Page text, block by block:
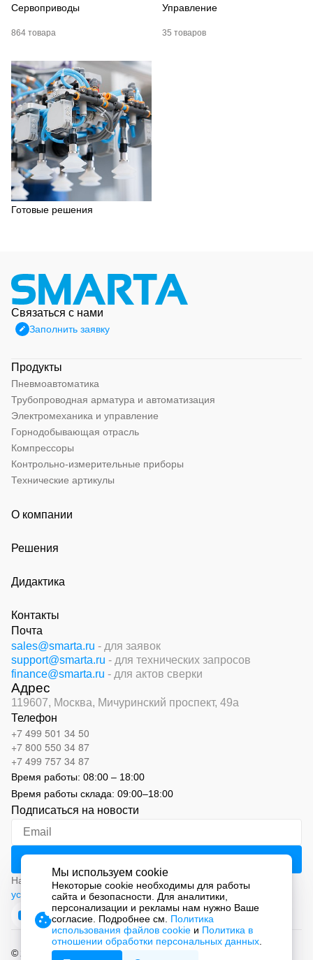
Сервоприводы
864 товара
Управление
35 товаров
Готовые решения
Связаться с нами
Заполнить заявку
Продукты
Пневмоавтоматика
Трубопроводная арматура и автоматизация
Электромеханика и управление
Горнодобывающая отрасль
Компрессоры
Контрольно-измерительные приборы
Технические артикулы
О компании
Решения
Дидактика
Контакты
Почта
sales@smarta.ru - для заявок
support@smarta.ru - для технических запросов
finance@smarta.ru - для актов сверки
Адрес
119607, Москва, Мичуринский проспект, 49а
Телефон
+7 499 501 34 50
+7 800 550 34 87
+7 499 757 34 87
Время работы: 08:00 – 18:00
Время работы склада: 09:00–18:00
Подписаться на новости
Нажимая на кнопку «Подписаться», вы соглашаетесь с
условиями обработки персональных данных
© 2026 ООО «СМАРТ Автоматизация»
Мы используем cookie
Некоторые cookie необходимы для работы
сайта и безопасности. Для аналитики,
персонализации и рекламы нам нужно Ваше
согласие. Подробнее см. Политика
использования файлов cookie и Политика в
отношении обработки персональных данных